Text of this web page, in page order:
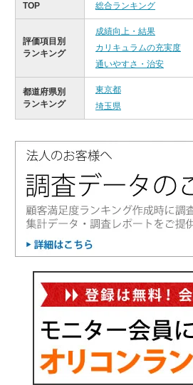
TOP 総合ランキング
評価項目別
ランキング
成績向上・結果
カリキュラムの充実度
通いやすさ・治安
都道府県別
ランキング
東京都
埼玉県